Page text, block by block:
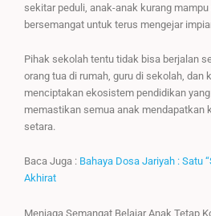
sekitar peduli, anak-anak kurang
bersemangat untuk terus mengejar
Pihak sekolah tentu tidak bisa berjalan
orang tua di rumah, guru di sekolah, dan
menciptakan ekosistem pendidikan
memastikan semua anak mendapatkan
setara.
Baca Juga : Bahaya Dosa Jariyah : Satu
Akhirat
Menjaga Semangat Belajar Anak Tetap